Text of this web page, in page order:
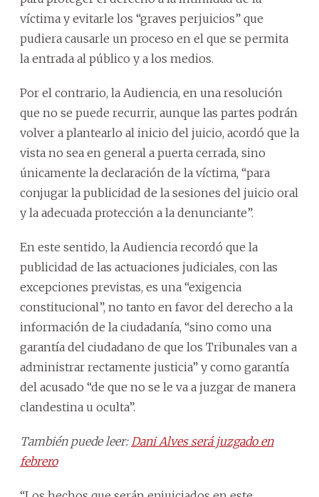
víctima y evitarle los “graves perjuicios” que
pudiera causarle un proceso en el que se permita
la entrada al público y a los medios.
Por el contrario, la Audiencia, en una resolución
que no se puede recurrir, aunque las partes podrán
volver a plantearlo al inicio del juicio, acordó que la
vista no sea en general a puerta cerrada, sino
únicamente la declaración de la víctima, “para
conjugar la publicidad de la sesiones del juicio oral
y la adecuada protección a la denunciante”.
En este sentido, la Audiencia recordó que la
publicidad de las actuaciones judiciales, con las
excepciones previstas, es una “exigencia
constitucional”, no tanto en favor del derecho a la
información de la ciudadanía, “sino como una
garantía del ciudadano de que los Tribunales van a
administrar rectamente justicia” y como garantía
del acusado “de que no se le va a juzgar de manera
clandestina u oculta”.
También puede leer: Dani Alves será juzgado en
febrero